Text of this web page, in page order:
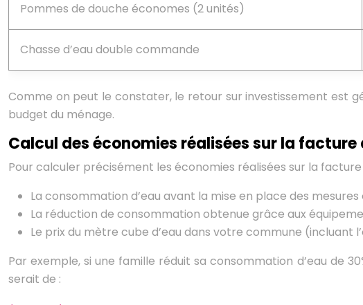
Pommes de douche économes (2 unités)
Chasse d’eau double commande
Comme on peut le constater, le retour sur investissement est
budget du ménage.
Calcul des économies réalisées sur la facture
Pour calculer précisément les économies réalisées sur la
La consommation d’eau avant la mise en place des mesures
La réduction de consommation obtenue grâce aux
Le prix du mètre cube d’eau dans votre commune (incluant
Par exemple, si une famille réduit sa consommation d’eau de
serait de :